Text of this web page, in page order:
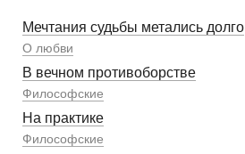
Мечтания судьбы метались долго
О любви
В вечном противоборстве
Философские
На практике
Философские